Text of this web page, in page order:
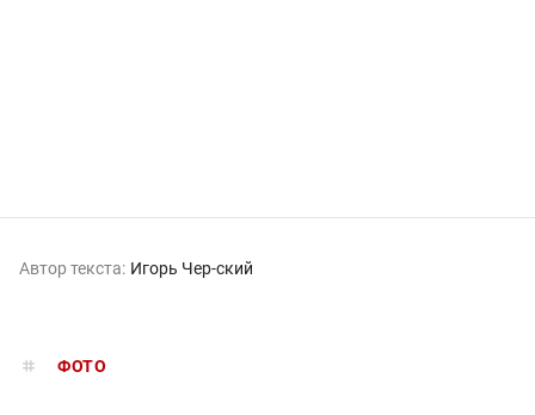
Автор текста: Игорь Чер-ский
ФОТО